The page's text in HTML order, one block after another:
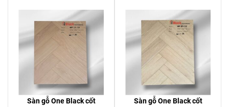
Sàn gỗ One Black cốt
Sàn gỗ One Black cốt